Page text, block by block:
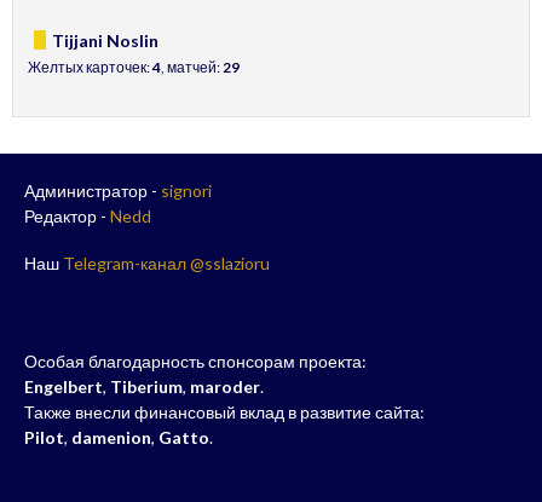
Tijjani Noslin
Желтых карточек:4, матчей:29
Администратор - signori
Редактор - Nedd
Наш Telegram-канал @sslazioru
Особая благодарность спонсорам проекта:
Engelbert, Tiberium, maroder.
Также внесли финансовый вклад в развитие сайта:
Pilot, damenion, Gatto.